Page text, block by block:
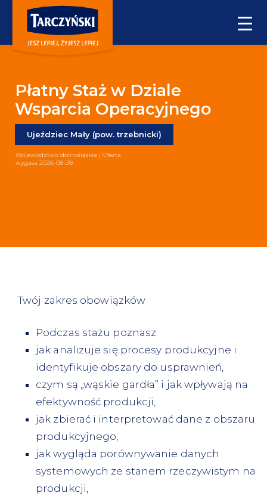
Płatny Staż w Dziale
Wsparcia Operacyjnego
Ujeździec Mały (pow. trzebnicki)
Województwo dolnośląskie | Oferta
wygasa 2026-08-28
Twój zakres obowiązków
Podczas stażu poznasz:
jak analizuje się procesy produkcyjne i
identyfikuje obszary do usprawnień,
czym są „wąskie gardła” i jak wpływają na
efektywność produkcji,
jak zbierać i interpretować dane z obszaru
produkcyjnego,
jak wygląda porównywanie danych
systemowych ze stanem rzeczywistym na
produkcji,